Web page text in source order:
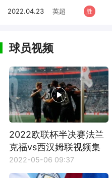
2022.04.23 英超 胜
球员视频
2022欧联杯半决赛法兰
克福vs西汉姆联视频集
锦
2022-05-06 09:37